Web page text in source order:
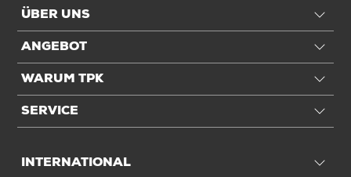
ÜBER UNS
ANGEBOT
WARUM TPK
SERVICE
INTERNATIONAL